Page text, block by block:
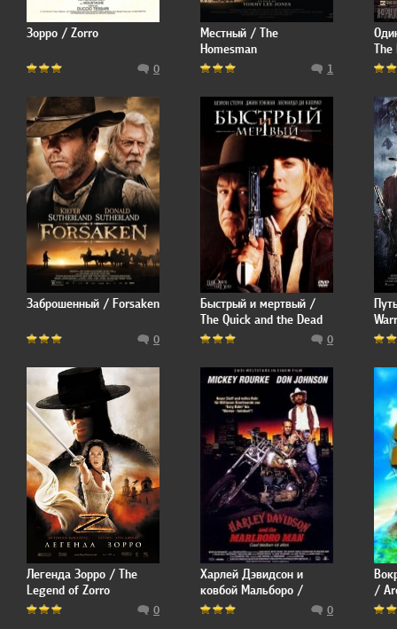
Зорро / Zorro
0
Местный / The
Homesman
1
The
Заброшенный / Forsaken
0
Быстрый и мертвый /
The Quick and the Dead
0
Легенда Зорро / The
Legend of Zorro
0
Харлей Дэвидсон и
ковбой Мальборо /
Harley Davidson and the 0
/